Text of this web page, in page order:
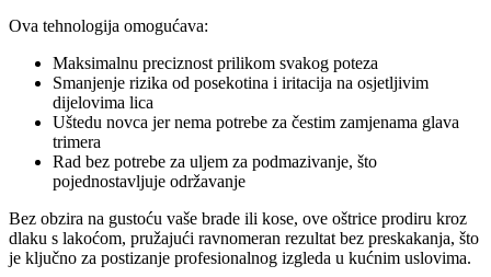
Ova tehnologija omogućava:
Maksimalnu preciznost prilikom svakog poteza
Smanjenje rizika od posekotina i iritacija na osjetljivim
dijelovima lica
Uštedu novca jer nema potrebe za čestim zamjenama glava
trimera
Rad bez potrebe za uljem za podmazivanje, što
pojednostavljuje održavanje
Bez obzira na gustoću vaše brade ili kose, ove oštrice prodiru kroz
dlaku s lakoćom, pružajući ravnomeran rezultat bez preskakanja, što
je ključno za postizanje profesionalnog izgleda u kućnim uslovima.